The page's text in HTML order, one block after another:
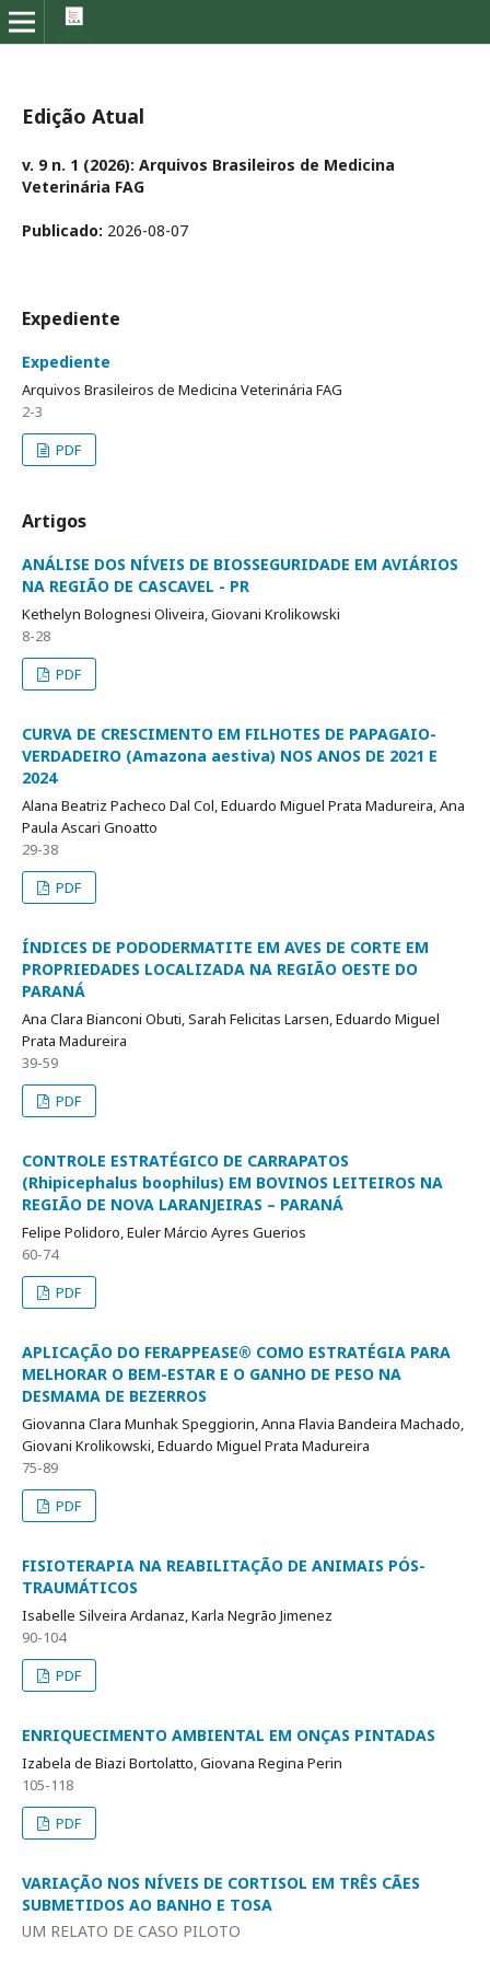
Edição Atual
v. 9 n. 1 (2026): Arquivos Brasileiros de Medicina
Veterinária FAG
Publicado: 2026-08-07
Expediente
Expediente
Arquivos Brasileiros de Medicina Veterinária FAG
2-3
PDF
Artigos
ANÁLISE DOS NÍVEIS DE BIOSSEGURIDADE EM AVIÁRIOS
NA REGIÃO DE CASCAVEL - PR
Kethelyn Bolognesi Oliveira, Giovani Krolikowski
8-28
PDF
CURVA DE CRESCIMENTO EM FILHOTES DE PAPAGAIO-
VERDADEIRO (Amazona aestiva) NOS ANOS DE 2021 E
2024
Alana Beatriz Pacheco Dal Col, Eduardo Miguel Prata Madureira, Ana
Paula Ascari Gnoatto
29-38
PDF
ÍNDICES DE PODODERMATITE EM AVES DE CORTE EM
PROPRIEDADES LOCALIZADA NA REGIÃO OESTE DO
PARANÁ
Ana Clara Bianconi Obuti, Sarah Felicitas Larsen, Eduardo Miguel
Prata Madureira
39-59
PDF
CONTROLE ESTRATÉGICO DE CARRAPATOS
(Rhipicephalus boophilus) EM BOVINOS LEITEIROS NA
REGIÃO DE NOVA LARANJEIRAS – PARANÁ
Felipe Polidoro, Euler Márcio Ayres Guerios
60-74
PDF
APLICAÇÃO DO FERAPPEASE® COMO ESTRATÉGIA PARA
MELHORAR O BEM-ESTAR E O GANHO DE PESO NA
DESMAMA DE BEZERROS
Giovanna Clara Munhak Speggiorin, Anna Flavia Bandeira Machado,
Giovani Krolikowski, Eduardo Miguel Prata Madureira
75-89
PDF
FISIOTERAPIA NA REABILITAÇÃO DE ANIMAIS PÓS-
TRAUMÁTICOS
Isabelle Silveira Ardanaz, Karla Negrão Jimenez
90-104
PDF
ENRIQUECIMENTO AMBIENTAL EM ONÇAS PINTADAS
Izabela de Biazi Bortolatto, Giovana Regina Perin
105-118
PDF
VARIAÇÃO NOS NÍVEIS DE CORTISOL EM TRÊS CÃES
SUBMETIDOS AO BANHO E TOSA
UM RELATO DE CASO PILOTO